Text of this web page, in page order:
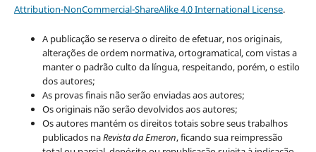
Attribution-NonCommercial-ShareAlike 4.0 International License.
A publicação se reserva o direito de efetuar, nos originais,
alterações de ordem normativa, ortogramatical, com vistas a
manter o padrão culto da língua, respeitando, porém, o estilo
dos autores;
As provas finais não serão enviadas aos autores;
Os originais não serão devolvidos aos autores;
Os autores mantém os direitos totais sobre seus trabalhos
publicados naRevista da Emeron, ficando sua reimpressão